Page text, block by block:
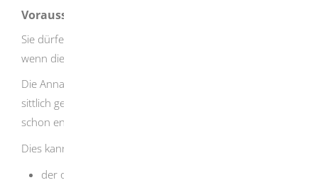
Voraussetzungen
Sie dürfen eine volljährige Person als Kind annehmen,
wenn die Annahme sittlich gerechtfertigt ist.
Die Annahme eines oder einer Volljährigen ist vor allem
sittlich gerechtfertigt, wenn ein Eltern-Kind-Verhältnis
schon entstanden ist.
Dies kann beispielsweise anzunehmen sein, wenn
der oder die Anzunehmende bereits als